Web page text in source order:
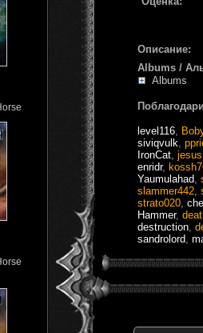
Описание:
Albums /
Albums
level116
siviqvulk
IronCat
enridr,
Yaumulahad
slammer442
strato020
Hammer,
destruction
sandrolord